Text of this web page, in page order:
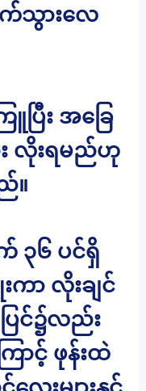
က်သွားလေ
ြီး အခြေ
း လိုးရမည်ဟု
။
၃၆ ပင်ရှိ
ကာ လိုးချင်
ြင်၌လည်း
ောင့် ဖုန်းထဲ